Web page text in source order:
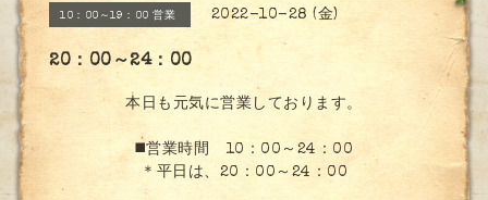
10：00～19：00 営業 2022-10-28 (金)
20：00～24：00
本日も元気に営業しております。
◼️営業時間 10：00～24：00
＊平日は、20：00～24：00